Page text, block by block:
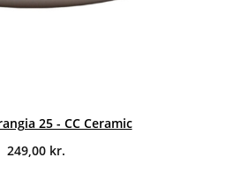
25 - CC Ceramic
249,00 kr.